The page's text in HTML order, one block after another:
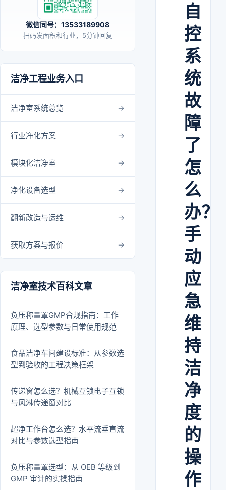
微信同号：13533189908
扫码发面积和行业，5分钟回复
洁净工程业务入口
洁净室系统总览
行业净化方案
模块化洁净室
净化设备选型
翻新改造与运维
获取方案与报价
洁净室技术百科文章
负压称量罩GMP合规指南：工作
原理、选型参数与日常使用规范
食品洁净车间建设标准：从参数选
型到验收的工程决策框架
传递窗怎么选？机械互锁电子互锁
与风淋传递窗对比
超净工作台怎么选？水平流垂直流
对比与参数选型指南
负压称量罩选型：从 OEB 等级到
GMP 审计的实操指南
自
控
系
统
故
障
了
怎
么
办？
手
动
应
急
维
持
洁
净
度
的
操
作